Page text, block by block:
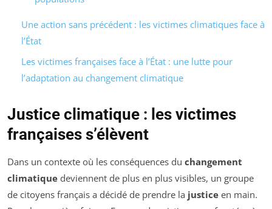
Une action sans précédent : les victimes climatiques face à
l’État
Les victimes françaises face à l’État : une lutte pour
l’adaptation au changement climatique
Justice climatique : les victimes
françaises s’élèvent
Dans un contexte où les conséquences du changement
climatique deviennent de plus en plus visibles, un groupe
de citoyens français a décidé de prendre la justice en main.